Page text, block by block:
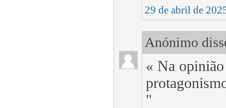
29 de abril de
Anónimo
« Na
"